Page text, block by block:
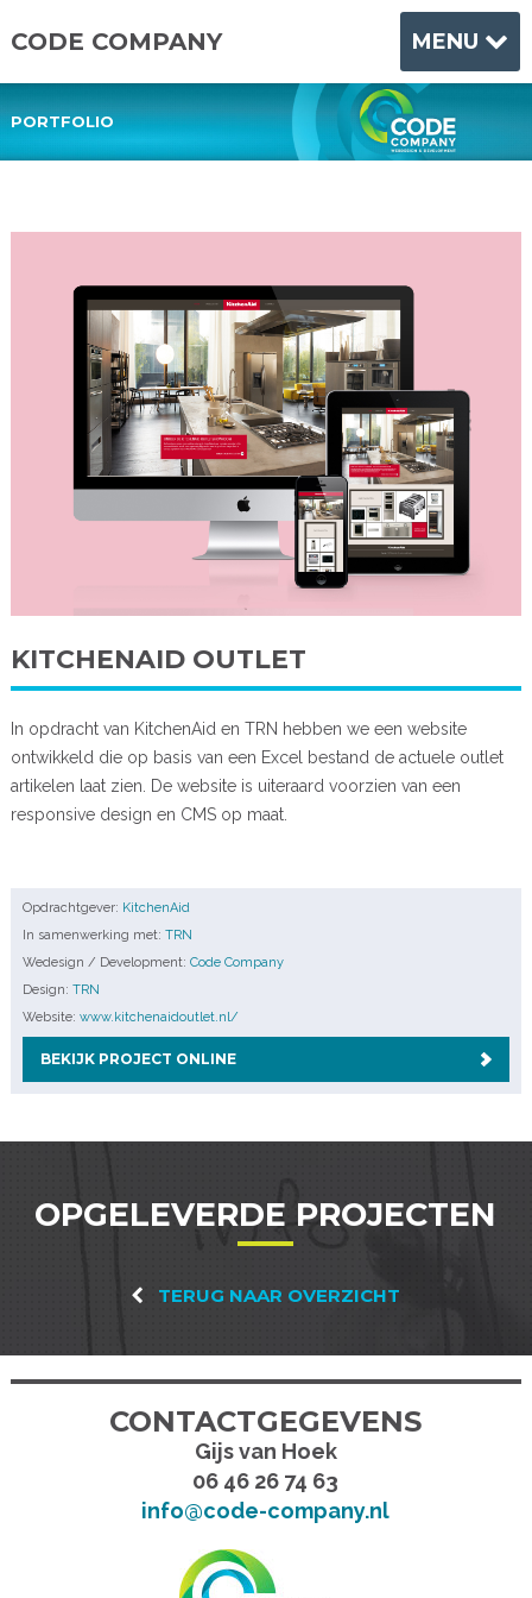
CODE COMPANY MENU
PORTFOLIO
KITCHENAID OUTLET
In opdracht van KitchenAid en TRN hebben we een website
ontwikkeld die op basis van een Excel bestand de actuele outlet
artikelen laat zien. De website is uiteraard voorzien van een
responsive design en CMS op maat.
Opdrachtgever: KitchenAid
In samenwerking met: TRN
Wedesign / Development: Code Company
Design: TRN
Website: www.kitchenaidoutlet.nl/
BEKIJK PROJECT ONLINE
OPGELEVERDE PROJECTEN
TERUG NAAR OVERZICHT
CONTACTGEGEVENS
Gijs van Hoek
06 46 26 74 63
info@code-company.nl